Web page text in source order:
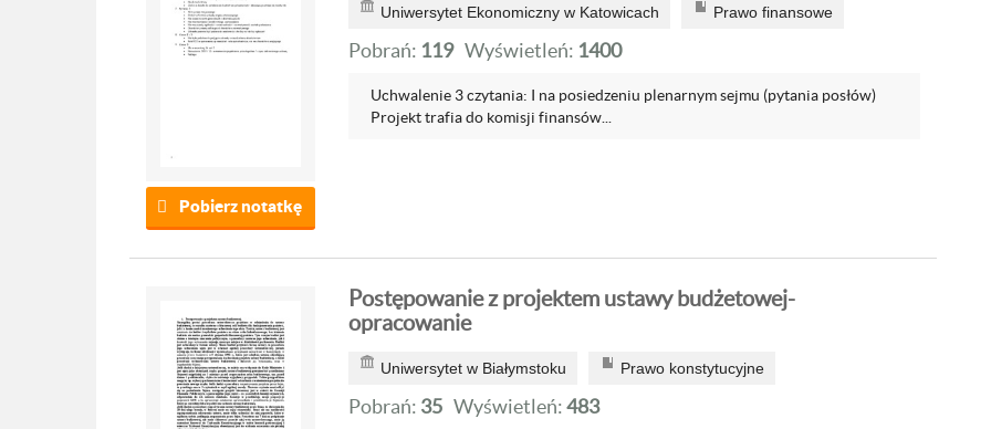
Pobierz notatkę
Uniwersytet Ekonomiczny w Katowicach Prawo finansowe
Pobrań: 119 Wyświetleń: 1400
Uchwalenie 3 czytania: I na posiedzeniu plenarnym sejmu (pytania posłów)
Projekt trafia do komisji finansów...
Postępowanie z projektem ustawy budżetowej-
opracowanie
Uniwersytet w Białymstoku Prawo konstytucyjne
Pobrań: 35 Wyświetleń:483